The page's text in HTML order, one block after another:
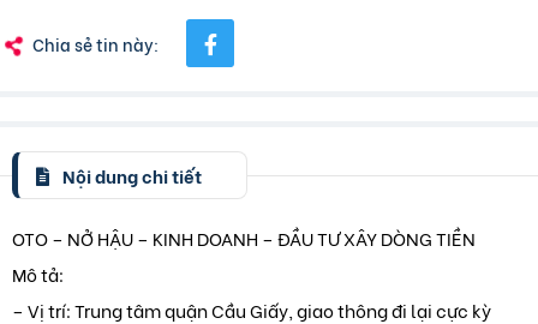
Chia sẻ tin này:
Nội dung chi tiết
OTO – NỞ HẬU – KINH DOANH – ĐẦU TƯ XÂY DÒNG TIỀN
Mô tả:
– Vị trí: Trung tâm quận Cầu Giấy, giao thông đi lại cực kỳ